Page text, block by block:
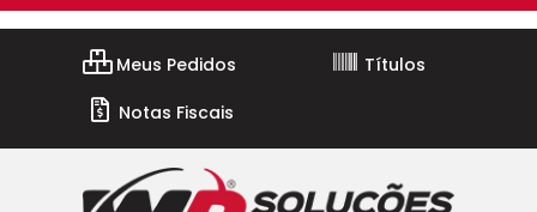
Meus Pedidos
Títulos
Notas Fiscais